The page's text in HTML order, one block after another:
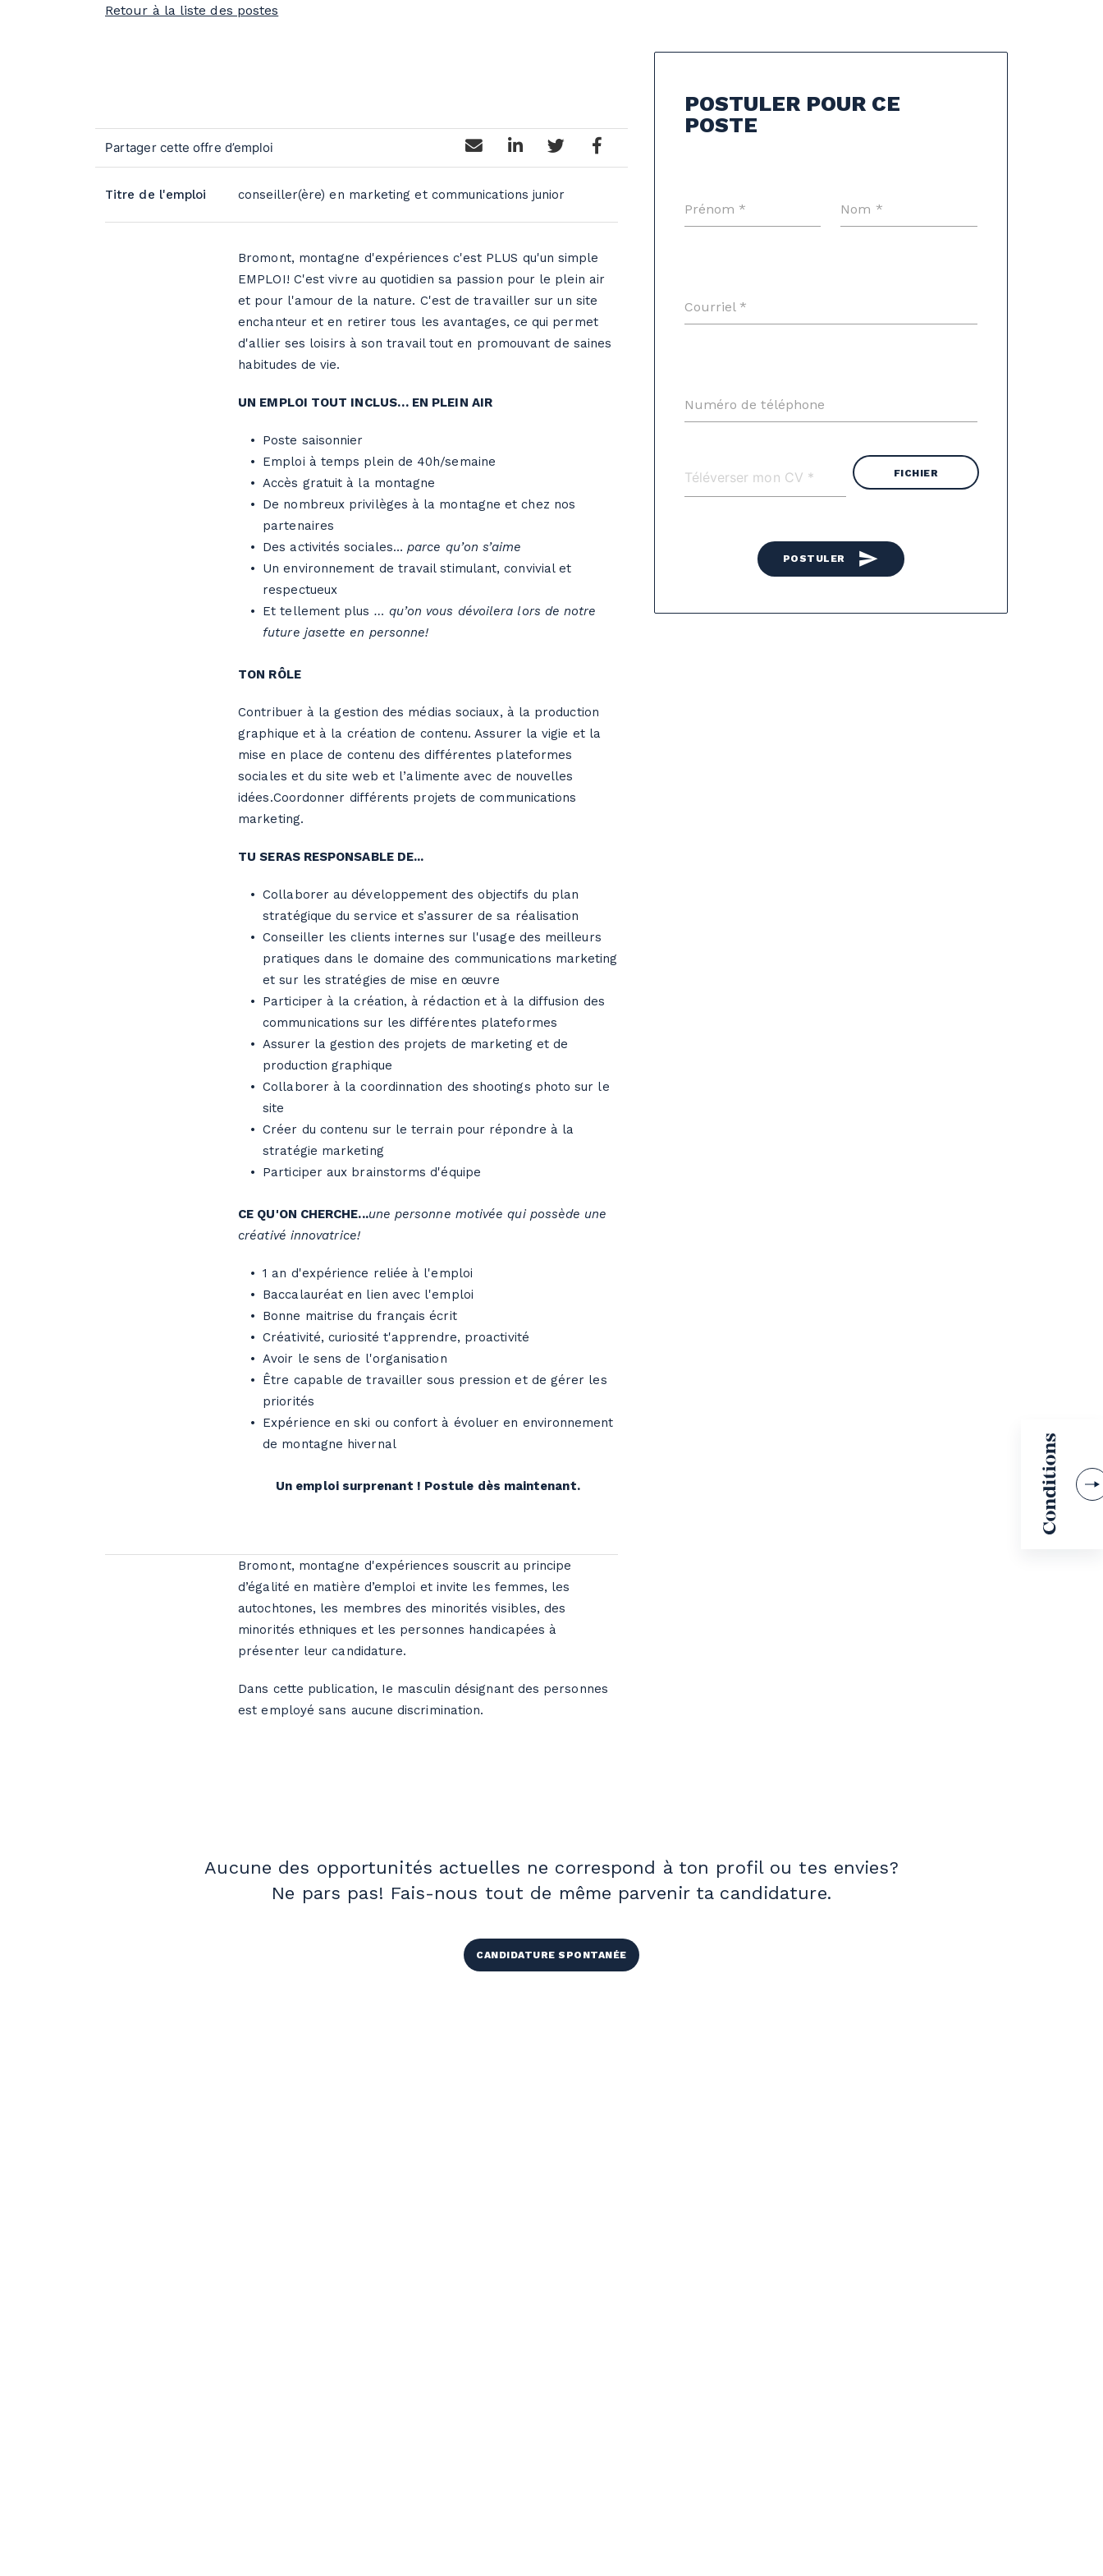
Retour à la liste des postes
Titre de l'emploi conseiller(ère) en marketing et communications junior
Bromont, montagne d'expériences c'est PLUS qu'un simple
EMPLOI! C'est vivre au quotidien sa passion pour le plein air
et pour l'amour de la nature. C'est de travailler sur un site
enchanteur et en retirer tous les avantages, ce qui permet
d'allier ses loisirs à son travail tout en promouvant de saines
habitudes de vie.
UN EMPLOI TOUT INCLUS… EN PLEIN AIR
Poste saisonnier
Emploi à temps plein de 40h/semaine
Accès gratuit à la montagne
De nombreux privilèges à la montagne et chez nos
partenaires
Des activités sociales…parce qu’on s’aime
Un environnement de travail stimulant, convivial et
respectueux
Et tellement plus … qu’on vous dévoilera lors de notre
future jasette en personne!
TON RÔLE
Contribuer à la gestion des médias sociaux, à la production
graphique et à la création de contenu. Assurer la vigie et la
mise en place de contenu des différentes plateformes
sociales et du site web et l’alimente avec de nouvelles
idées.Coordonner différents projets de communications
marketing.
TU SERAS RESPONSABLE DE...
Collaborer au développement des objectifs du plan
stratégique du service et s’assurer de sa réalisation
Conseiller les clients internes sur l'usage des meilleurs
pratiques dans le domaine des communications marketing
et sur les stratégies de mise en œuvre
Participer à la création, à rédaction et à la diffusion des
communications sur les différentes plateformes
Assurer la gestion des projets de marketing et de
production graphique
Collaborer à la coordinnation des shootings photo sur le
site
Créer du contenu sur le terrain pour répondre à la
stratégie marketing
Participer aux brainstorms d'équipe
CE QU'ON CHERCHE...une personne motivée qui possède une
créativé innovatrice!
1 an d'expérience reliée à l'emploi
Baccalauréat en lien avec l'emploi
Bonne maitrise du français écrit
Créativité, curiosité t'apprendre, proactivité
Avoir le sens de l'organisation
Être capable de travailler sous pression et de gérer les
priorités
Expérience en ski ou confort à évoluer en environnement
de montagne hivernal
Un emploi surprenant ! Postule dès maintenant.
Bromont, montagne d'expériences souscrit au principe
d’égalité en matière d’emploi et invite les femmes, les
autochtones, les membres des minorités visibles, des
minorités ethniques et les personnes handicapées à
présenter leur candidature.
Dans cette publication, Ie masculin désignant des personnes
est employé sans aucune discrimination.
POSTULER POUR CE
POSTE
Prénom * Nom *
Courriel *
Numéro de téléphone
FICHIER
send
POSTULER
Aucune des opportunités actuelles ne correspond à ton profil ou tes envies?
Ne pars pas! Fais-nous tout de même parvenir ta candidature.
CANDIDATURE SPONTANÉE